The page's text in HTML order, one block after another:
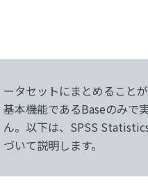
づいて説明します。